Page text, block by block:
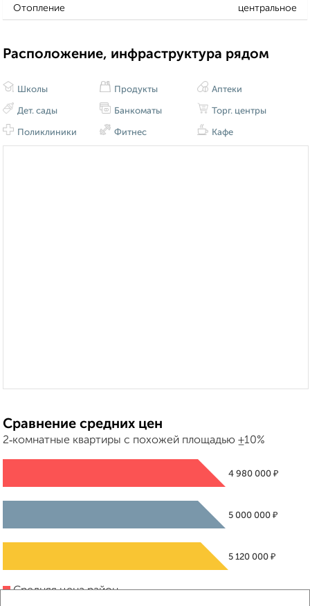
Отопление центральное
Расположение, инфраструктура рядом
Школы
Дет. сады
Поликлиники
Продукты
Банкоматы
Фитнес
Аптеки
Торг. центры
Кафе
Сравнение средних цен
2‑комнатные квартиры с похожей площадью ±10%
4 980 000 ₽
5 000 000 ₽
5 120 000 ₽
Средняя цена район